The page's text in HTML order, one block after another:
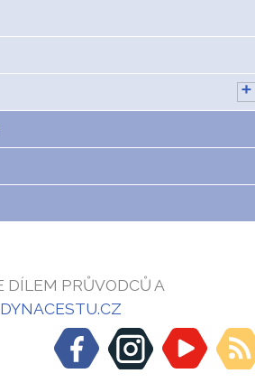
DÍLEM PRŮVODCŮ A